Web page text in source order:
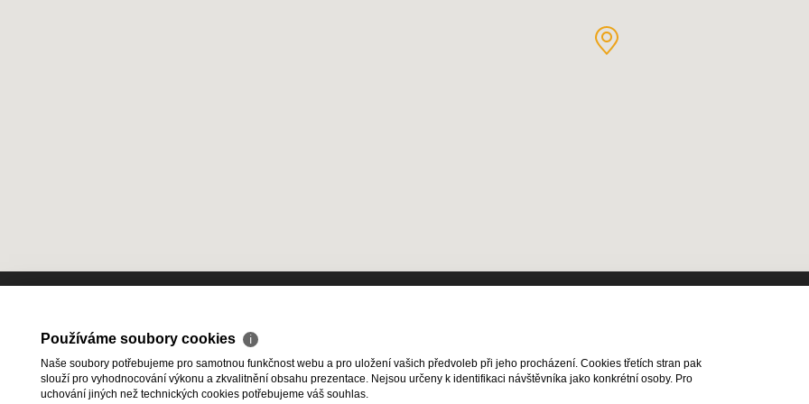
2026 © HESTIA Group s.r.o., všechna práva vyhrazena |
Ochrana osobních údajů|Cookies
Používáme soubory cookies ℹ
Naše soubory potřebujeme pro samotnou funkčnost webu a pro uložení vašich předvoleb při jeho procházení. Cookies třetích stran pak
slouží pro vyhodnocování výkonu a zkvalitnění obsahu prezentace. Nejsou určeny k identifikaci návštěvníka jako konkrétní osoby. Pro
uchování jiných než technických cookies potřebujeme váš souhlas.